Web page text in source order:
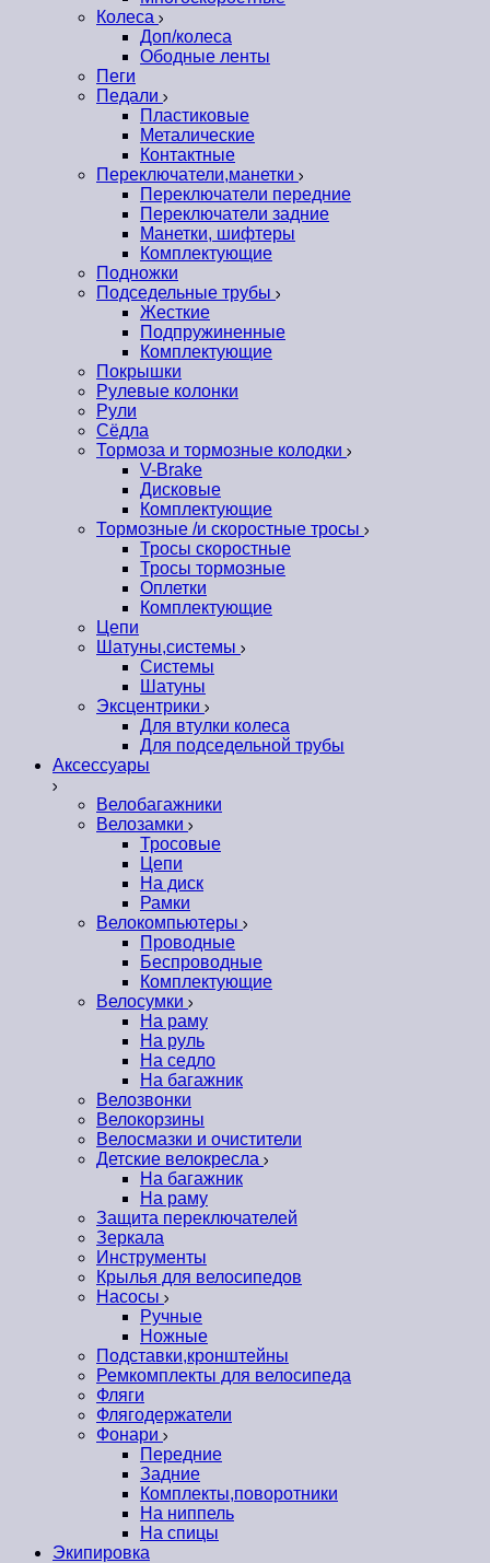
Колеса
Доп/колеса
Ободные ленты
Пеги
Педали
Пластиковые
Металические
Контактные
Переключатели,манетки
Переключатели передние
Переключатели задние
Манетки, шифтеры
Комплектующие
Подножки
Подседельные трубы
Жесткие
Подпружиненные
Комплектующие
Покрышки
Рулевые колонки
Рули
Сёдла
Тормоза и тормозные колодки
V-Brake
Дисковые
Комплектующие
Тормозные /и скоростные тросы
Тросы скоростные
Тросы тормозные
Оплетки
Комплектующие
Цепи
Шатуны,системы
Системы
Шатуны
Эксцентрики
Для втулки колеса
Для подседельной трубы
Аксессуары
Велобагажники
Велозамки
Тросовые
Цепи
На диск
Рамки
Велокомпьютеры
Проводные
Беспроводные
Комплектующие
Велосумки
На раму
На руль
На седло
На багажник
Велозвонки
Велокорзины
Велосмазки и очистители
Детские велокресла
На багажник
На раму
Защита переключателей
Зеркала
Инструменты
Крылья для велосипедов
Насосы
Ручные
Ножные
Подставки,кронштейны
Ремкомплекты для велосипеда
Фляги
Флягодержатели
Фонари
Передние
Задние
Комплекты,поворотники
На ниппель
На спицы
Экипировка